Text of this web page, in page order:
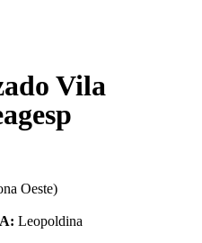
Vila
Oeste)
Leopoldina